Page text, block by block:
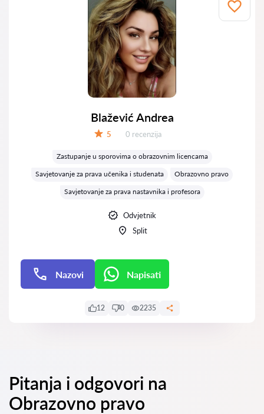
Blažević Andrea
5 Recenzija:
0 recenzija
Zastupanje u sporovima o obrazovnim licencama
Savjetovanje za prava učenika i studenata
Obrazovno pravo
Savjetovanje za prava nastavnika i profesora
Odvjetnik
Split
Nazovi Napisati
12 0 2235
Pitanja i odgovori na
Obrazovno pravo